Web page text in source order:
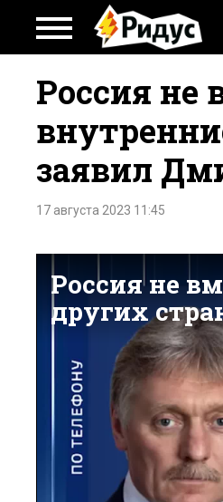
Россия не
заявил
17 августа 2023 11:45